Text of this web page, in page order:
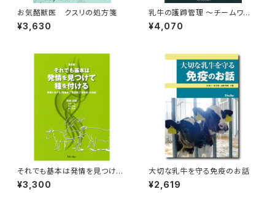
お気酪獣医 クスリの処方箋
¥3,630
乳牛の護蹄管理 ～チームワー
クを発揮して牛も農場も快適に
～
¥4,070
それでも基本は発情を見つけて
種を付ける=改訂版=
¥3,300
大切な乳牛を守る免疫のお話
¥2,619